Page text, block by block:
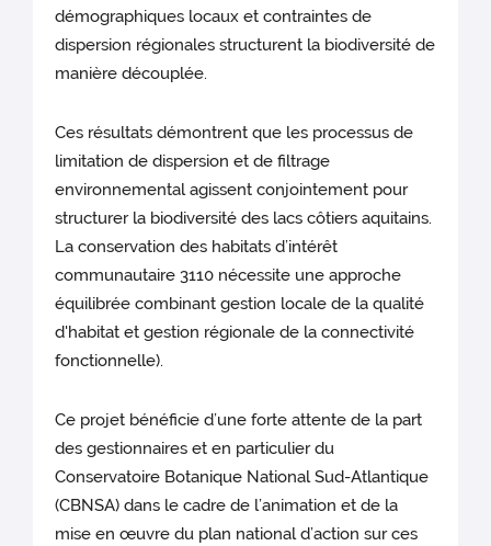
démographiques locaux et contraintes de
dispersion régionales structurent la biodiversité de
manière découplée.
Ces résultats démontrent que les processus de
limitation de dispersion et de filtrage
environnemental agissent conjointement pour
structurer la biodiversité des lacs côtiers aquitains.
La conservation des habitats d’intérêt
communautaire 3110 nécessite une approche
équilibrée combinant gestion locale de la qualité
d'habitat et gestion régionale de la connectivité
fonctionnelle).
Ce projet bénéficie d’une forte attente de la part
des gestionnaires et en particulier du
Conservatoire Botanique National Sud-Atlantique
(CBNSA) dans le cadre de l’animation et de la
mise en œuvre du plan national d’action sur ces